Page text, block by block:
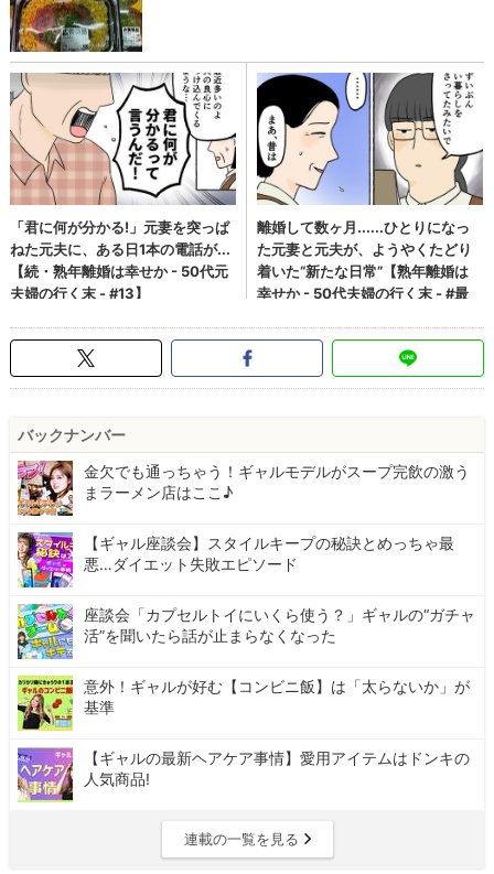
バックナンバー
金欠でも通っちゃう！ギャルモデルがスープ完飲の激う
まラーメン店はここ♪
【ギャル座談会】スタイルキープの秘訣とめっちゃ最
悪…ダイエット失敗エピソード
座談会「カプセルトイにいくら使う？」ギャルの“ガチャ
活”を聞いたら話が止まらなくなった
意外！ギャルが好む【コンビニ飯】は「太らないか」が
基準
【ギャルの最新ヘアケア事情】愛用アイテムはドンキの
人気商品!
連載の一覧を見る